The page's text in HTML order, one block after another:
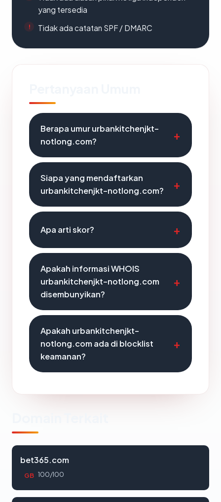
yang tersedia
Tidak ada catatan SPF / DMARC
Berapa umur urbankitchenjkt-
notlong.com?
Siapa yang mendaftarkan
urbankitchenjkt-notlong.com?
Apa arti skor?
Apakah informasi WHOIS
urbankitchenjkt-notlong.com
disembunyikan?
Apakah urbankitchenjkt-
notlong.com ada di blocklist
keamanan?
bet365.com
GB 100/100